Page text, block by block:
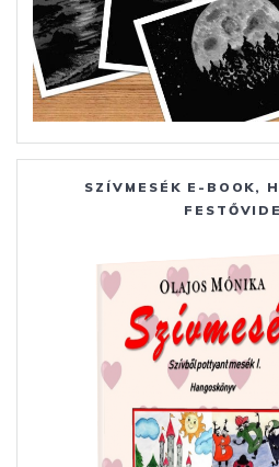
SZÍVMESÉK E-BOOK,